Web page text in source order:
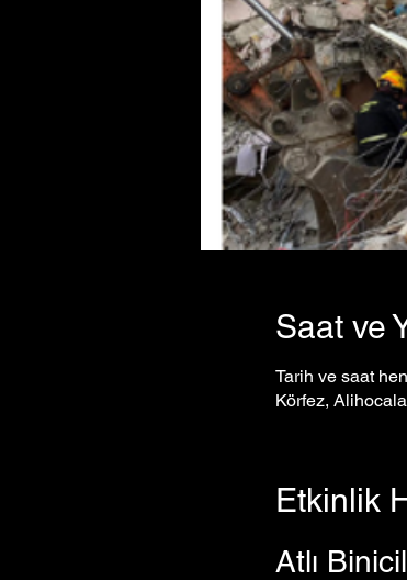
Saat ve
Tarih ve saat
Körfez,
Etkinlik
Atlı